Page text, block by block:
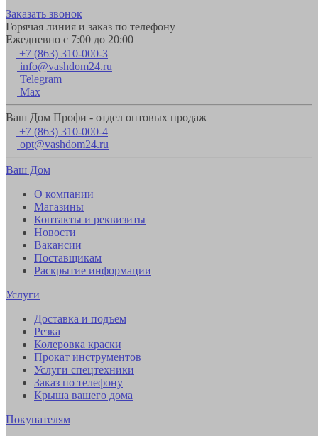
Заказать звонок
Горячая линия и заказ по телефону
Ежедневно с 7:00 до 20:00
+7 (863) 310-000-3
info@vashdom24.ru
Telegram
Max
Ваш Дом Профи - отдел оптовых продаж
+7 (863) 310-000-4
opt@vashdom24.ru
Ваш Дом
О компании
Магазины
Контакты и реквизиты
Новости
Вакансии
Поставщикам
Раскрытие информации
Услуги
Доставка и подъем
Резка
Колеровка краски
Прокат инструментов
Услуги спецтехники
Заказ по телефону
Крыша вашего дома
Покупателям